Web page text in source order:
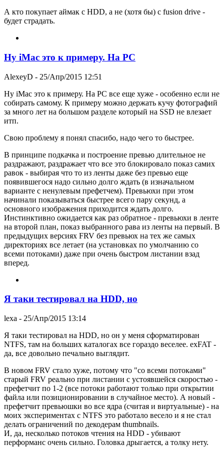
А кто покупает аймак с HDD, а не (хотя бы) с fusion drive -
будет страдать.
Ну iMac это к примеру. На PC
AlexeyD - 25/Апр/2015 12:51
Ну iMac это к примеру. На PC все еще хуже - особенно если не
собирать самому. К примеру можно держать кучу фотографий
за много лет на большом разделе который на SSD не влезает
итп.
Свою проблему я понял спасибо, надо чего то быстрее.
В принципе подкачка и построение превью длительное не
раздражают, раздражает что все это блокировало показ самих
равок - выбирая что то из ленты даже без превью еще
появившегося надо сильно долго ждать (в изначальном
варианте с ненулевым префетчем). Превьюхи при этом
начинали показываться быстрее всего пару секунд, а
основного изображения приходится ждать долго.
Инстинктивно ожидается как раз обратное - превьюхи в ленте
на второй план, показ выбранного рава из ленты на первый. В
предыдущих версиях FRV без превьюх на тех же самых
директориях все летает (на установках по умолчанию со
всеми потоками) даже при очень быстром листании взад
вперед.
Я таки тестировал на HDD, но
lexa - 25/Апр/2015 13:14
Я таки тестировал на HDD, но он у меня сформатирован
NTFS, там на больших каталогах все гораздо веселее. exFAT -
да, все довольно печально выглядит.
В новом FRV стало хуже, потому что "со всеми потоками"
старый FRV реально при листании с устоявшейся скоростью -
префетчит по 1-2 (все потоки работают только при открытии
файла или позиционировании в случайное место). А новый -
префетчит превьюшки во все ядра (считая и виртуальные) - на
моих экспериментах с NTFS это работало весело и я не стал
делать ограничений по декодерам thumbnails.
И, да, несколько потоков чтения на HDD - убивают
перформанс очень сильно. Головка дрыгается, а толку нету.